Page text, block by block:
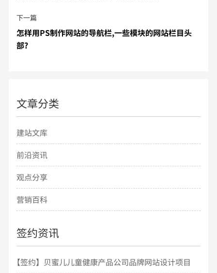
下一篇
怎样用PS制作网站的导航栏,一些模块的网站栏目头
部?
文章分类
建站文库
前沿资讯
观点分享
营销百科
签约资讯
【签约】贝蜜儿儿童健康产品公司品牌网站设计项目